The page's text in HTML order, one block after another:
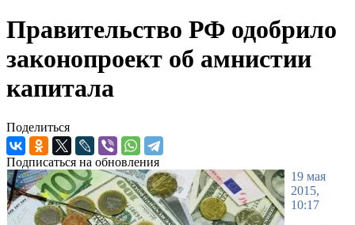
Правительство РФ одобрило
законопроект об амнистии
капитала
Поделиться
Подписаться на обновления
19 мая
2015,
10:17